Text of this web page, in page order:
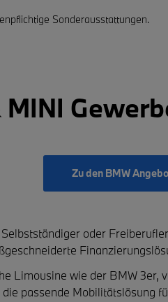
Sonderausstattungen.
MINI
Zu den BMW
oder
Limousine wie der BMW 3er,
passende Mobilitätslösung